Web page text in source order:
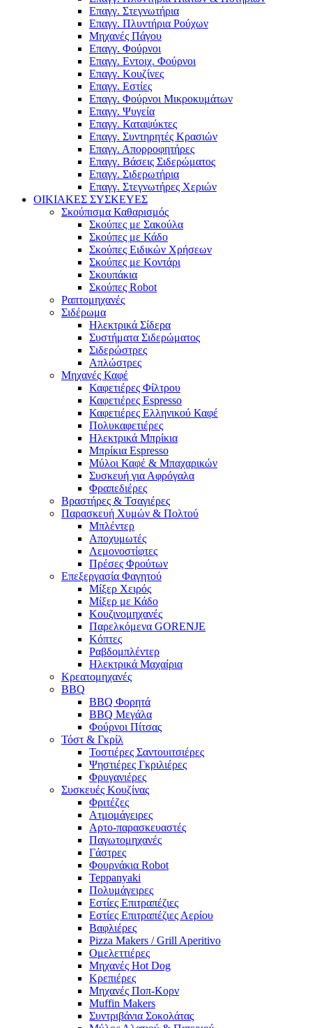
Επαγγ. Στεγνωτήρια
Επαγγ. Πλυντήρια Ρούχων
Μηχανές Πάγου
Επαγγ. Φούρνοι
Επαγγ. Εντοιχ. Φούρνοι
Επαγγ. Κουζίνες
Επαγγ. Εστίες
Επαγγ. Φούρνοι Μικροκυμάτων
Επαγγ. Ψυγεία
Επαγγ. Καταψύκτες
Επαγγ. Συντηρητές Κρασιών
Επαγγ. Απορροφητήρες
Επαγγ. Βάσεις Σιδερώματος
Επαγγ. Σιδερωτήρια
Επαγγ. Στεγνωτήρες Χεριών
ΟΙΚΙΑΚΕΣ ΣΥΣΚΕΥΕΣ
Σκούπισμα Καθαρισμός
Σκούπες με Σακούλα
Σκούπες με Κάδο
Σκούπες Ειδικών Χρήσεων
Σκούπες με Κοντάρι
Σκουπάκια
Σκούπες Robot
Ραπτομηχανές
Σιδέρωμα
Ηλεκτρικά Σίδερα
Συστήματα Σιδερώματος
Σιδερώστρες
Απλώστρες
Μηχανές Καφέ
Καφετιέρες Φίλτρου
Καφετιέρες Espresso
Καφετιέρες Ελληνικού Καφέ
Πολυκαφετιέρες
Ηλεκτρικά Μπρίκια
Μπρίκια Espresso
Μύλοι Καφέ & Μπαχαρικών
Συσκευή για Αφρόγαλα
Φραπεδιέρες
Βραστήρες & Τσαγιέρες
Παρασκευή Χυμών & Πολτού
Μπλέντερ
Αποχυμωτές
Λεμονοστίφτες
Πρέσες Φρούτων
Επεξεργασία Φαγητού
Μίξερ Χειρός
Μίξερ με Κάδο
Κουζινομηχανές
Παρελκόμενα GORENJE
Κόπτες
Ραβδομπλέντερ
Ηλεκτρικά Μαχαίρια
Κρεατομηχανές
BBQ
BBQ Φορητά
BBQ Μεγάλα
Φούρνοι Πίτσας
Τόστ & Γκρίλ
Τοστιέρες Σαντουιτσιέρες
Ψηστιέρες Γκριλιέρες
Φρυγανιέρες
Συσκευές Κουζίνας
Φριτέζες
Ατμομάγειρες
Αρτο-παρασκευαστές
Παγωτομηχανές
Γάστρες
Φουρνάκια Robot
Teppanyaki
Πολυμάγειρες
Εστίες Επιτραπέζιες
Εστίες Επιτραπέζιες Αερίου
Βαφλιέρες
Pizza Makers / Grill Aperitivo
Ομελεττιέρες
Μηχανές Hot Dog
Κρεπιέρες
Μηχανές Ποπ-Κορν
Muffin Makers
Συντριβάνια Σοκολάτας